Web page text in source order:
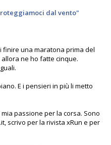
dal vento"
finire una maratona prima del
ne ho fatte cinque.
E i pensieri in più li metto
passione per la corsa. Sono
scrivo per la rivista xRun e per